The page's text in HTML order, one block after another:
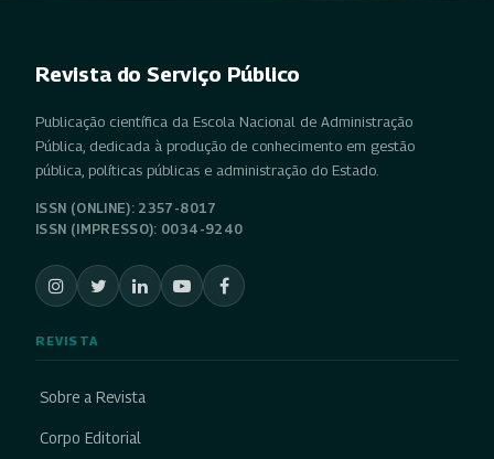
Revista do Serviço Público
Publicação científica da Escola Nacional de Administração
Pública, dedicada à produção de conhecimento em gestão
pública, políticas públicas e administração do Estado.
ISSN (ONLINE): 2357-8017
ISSN (IMPRESSO): 0034-9240
REVISTA
Sobre a Revista
Corpo Editorial